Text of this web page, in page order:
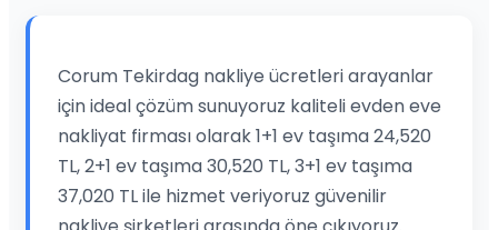
Corum Tekirdag nakliye ücretleri arayanlar
için ideal çözüm sunuyoruz kaliteli evden eve
nakliyat firması olarak 1+1 ev taşıma 24,520
TL, 2+1 ev taşıma 30,520 TL, 3+1 ev taşıma
37,020 TL ile hizmet veriyoruz güvenilir